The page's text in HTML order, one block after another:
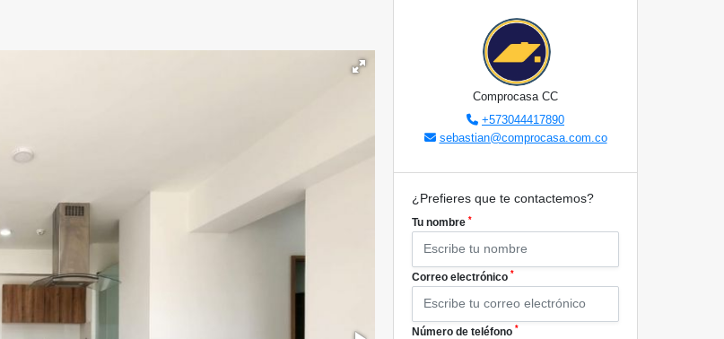
Comprocasa CC
+573044417890
sebastian@comprocasa.com.co
¿Prefieres que te contactemos?
Tu nombre *
Correo electrónico *
Número de teléfono *